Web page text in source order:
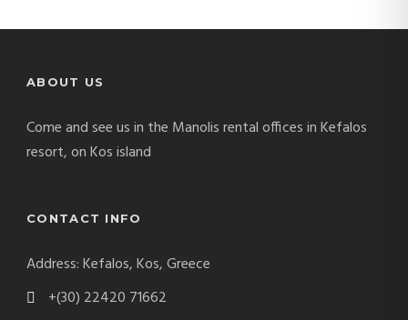
ABOUT US
Come and see us in the Manolis rental offices in Kefalos
resort, on Kos island
CONTACT INFO
Address: Kefalos, Kos, Greece
+(30) 22420 71662